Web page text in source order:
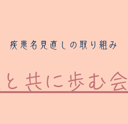
疾患名見直しの取り組み
共に歩む会